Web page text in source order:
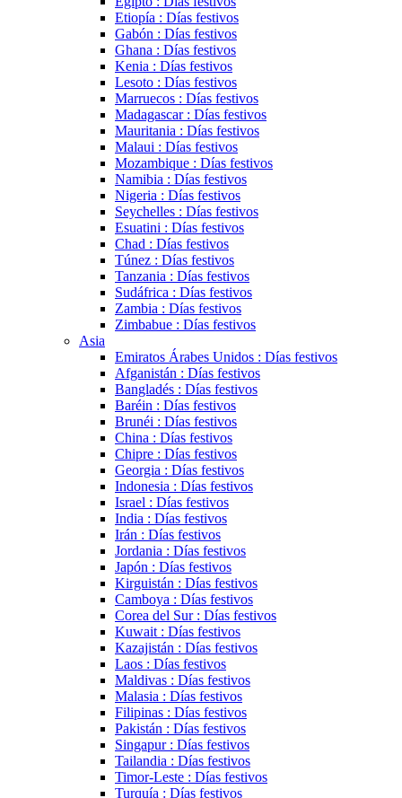
Etiopía : Días festivos
Gabón : Días festivos
Ghana : Días festivos
Kenia : Días festivos
Lesoto : Días festivos
Marruecos : Días festivos
Madagascar : Días festivos
Mauritania : Días festivos
Malaui : Días festivos
Mozambique : Días festivos
Namibia : Días festivos
Nigeria : Días festivos
Seychelles : Días festivos
Esuatini : Días festivos
Chad : Días festivos
Túnez : Días festivos
Tanzania : Días festivos
Sudáfrica : Días festivos
Zambia : Días festivos
Zimbabue : Días festivos
Asia
Emiratos Árabes Unidos : Días festivos
Afganistán : Días festivos
Bangladés : Días festivos
Baréin : Días festivos
Brunéi : Días festivos
China : Días festivos
Chipre : Días festivos
Georgia : Días festivos
Indonesia : Días festivos
Israel : Días festivos
India : Días festivos
Irán : Días festivos
Jordania : Días festivos
Japón : Días festivos
Kirguistán : Días festivos
Camboya : Días festivos
Corea del Sur : Días festivos
Kuwait : Días festivos
Kazajistán : Días festivos
Laos : Días festivos
Maldivas : Días festivos
Malasia : Días festivos
Filipinas : Días festivos
Pakistán : Días festivos
Singapur : Días festivos
Tailandia : Días festivos
Timor-Leste : Días festivos
Turquía : Días festivos